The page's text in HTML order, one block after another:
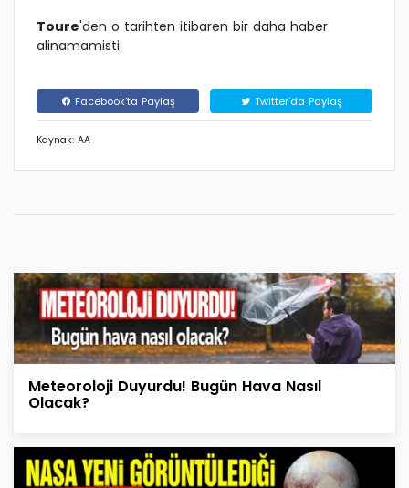
Toure'den o tarihten itibaren bir daha haber
alinamamisti.
Facebook'ta Paylaş Twitter'da Paylaş
Kaynak: AA
Meteoroloji Duyurdu! Bugün Hava Nasıl
Olacak?